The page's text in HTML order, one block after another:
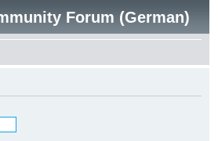
Forum (German)